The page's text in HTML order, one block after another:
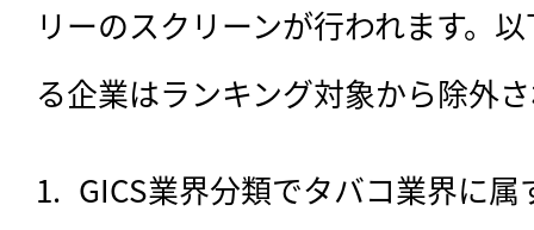
リーのスクリーンが行われます。
る企業はランキング対象から除外
GICS業界分類でタバコ業界に属